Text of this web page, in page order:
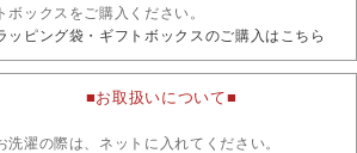
ボックスをご購入ください。
ッピング袋・ギフトボックスのご購入はこちら
■お取扱いについて■
洗濯の際は、ネットに入れてください。